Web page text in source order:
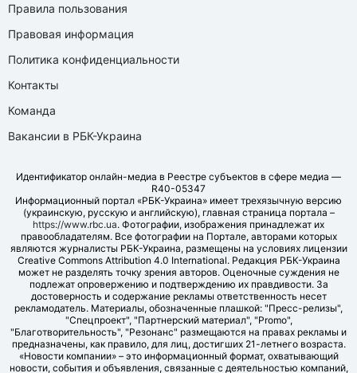
Правила пользования
Правовая информация
Политика конфиденциальности
Контакты
Команда
Вакансии в РБК-Украина
Идентификатор онлайн-медиа в Реестре субъектов в сфере медиа —
R40-05347
Информационный портал «РБК-Украина» имеет трехязычную версию
(украинскую, русскую и английскую), главная страница портала –
https://www.rbc.ua. Фотографии, изображения принадлежат их
правообладателям. Все фотографии на Портале, авторами которых
являются журналисты РБК-Украина, размещены на условиях лицензии
Creative Commons Attribution 4.0 International. Редакция РБК-Украина
может не разделять точку зрения авторов. Оценочные суждения не
подлежат опровержению и подтверждению их правдивости. За
достоверность и содержание рекламы ответственность несет
рекламодатель. Материалы, обозначенные плашкой: "Пресс-релизы",
"Спецпроект", "Партнерский материал", "Promo",
"Благотворительность", "Резонанс" размещаются на правах рекламы и
предназначены, как правило, для лиц, достигших 21-летнего возраста.
«Новости компании» – это информационный формат, охватывающий
новости, события и объявления, связанные с деятельностью компаний,